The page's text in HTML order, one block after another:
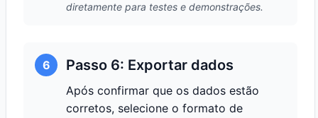
diretamente para testes e demonstrações.
6 Passo 6: Exportar dados
Após confirmar que os dados estão
corretos, selecione o formato de